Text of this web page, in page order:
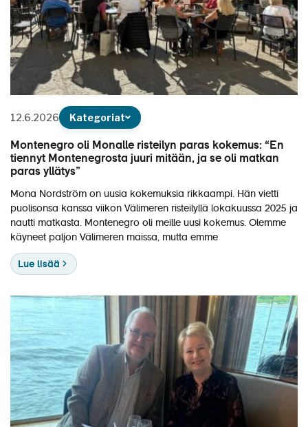
12.6.2026 Kategoriat
Montenegro oli Monalle risteilyn paras kokemus: “En
tiennyt Montenegrosta juuri mitään, ja se oli matkan
paras yllätys”
Mona Nordström on uusia kokemuksia rikkaampi. Hän vietti
puolisonsa kanssa viikon Välimeren risteilyllä lokakuussa 2025 ja
nautti matkasta. Montenegro oli meille uusi kokemus. Olemme
käyneet paljon Välimeren maissa, mutta emme
Lue lisää